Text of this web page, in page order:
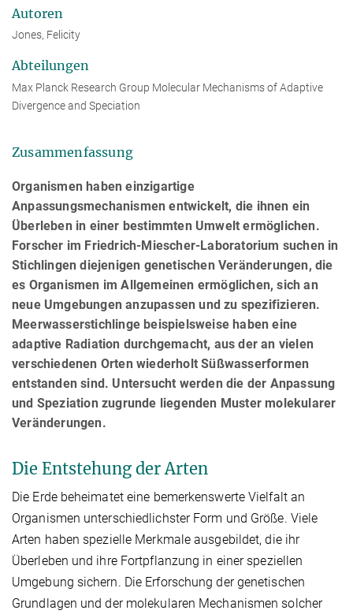
Autoren
Jones, Felicity
Abteilungen
Max Planck Research Group Molecular Mechanisms of Adaptive
Divergence and Speciation
Zusammenfassung
Organismen haben einzigartige
Anpassungsmechanismen entwickelt, die ihnen ein
Überleben in einer bestimmten Umwelt ermöglichen.
Forscher im Friedrich-Miescher-Laboratorium suchen in
Stichlingen diejenigen genetischen Veränderungen, die
es Organismen im Allgemeinen ermöglichen, sich an
neue Umgebungen anzupassen und zu spezifizieren.
Meerwasserstichlinge beispielsweise haben eine
adaptive Radiation durchgemacht, aus der an vielen
verschiedenen Orten wiederholt Süßwasserformen
entstanden sind. Untersucht werden die der Anpassung
und Speziation zugrunde liegenden Muster molekularer
Veränderungen.
Die Entstehung der Arten
Die Erde beheimatet eine bemerkenswerte Vielfalt an
Organismen unterschiedlichster Form und Größe. Viele
Arten haben spezielle Merkmale ausgebildet, die ihr
Überleben und ihre Fortpflanzung in einer speziellen
Umgebung sichern. Die Erforschung der genetischen
Grundlagen und der molekularen Mechanismen solcher